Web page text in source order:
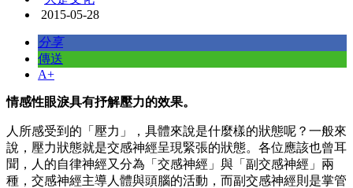
2015-05-28
分享
傳送
A+
情感性眼淚具有抒解壓力的效果。
人所感受到的「壓力」，具體來說是什麼樣的狀態呢？一般來
說，壓力狀態就是交感神經呈現緊張的狀態。各位應該也曾耳
聞，人的自律神經又分為「交感神經」與「副交感神經」兩
種，交感神經主導人體與頭腦的活動，而副交感神經則是掌管